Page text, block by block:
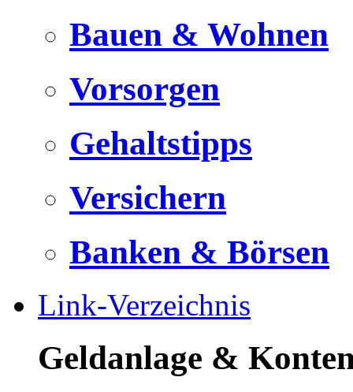
Bauen & Wohnen
Vorsorgen
Gehaltstipps
Versichern
Banken & Börsen
Link-Verzeichnis
Geldanlage &